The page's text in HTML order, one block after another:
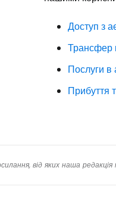
Доступ з
Трансфер
Послуги в
Прибуття
від яких наша